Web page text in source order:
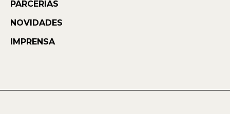
PARCERIAS
NOVIDADES
IMPRENSA